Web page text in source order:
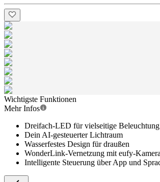
Wichtigste Funktionen
Mehr Infos
Dreifach-LED für vielseitige Beleuchtung
Dein AI-gesteuerter Lichtraum
Wasserfestes Design für draußen
WonderLink-Vernetzung mit eufy-
Intelligente Steuerung über App und